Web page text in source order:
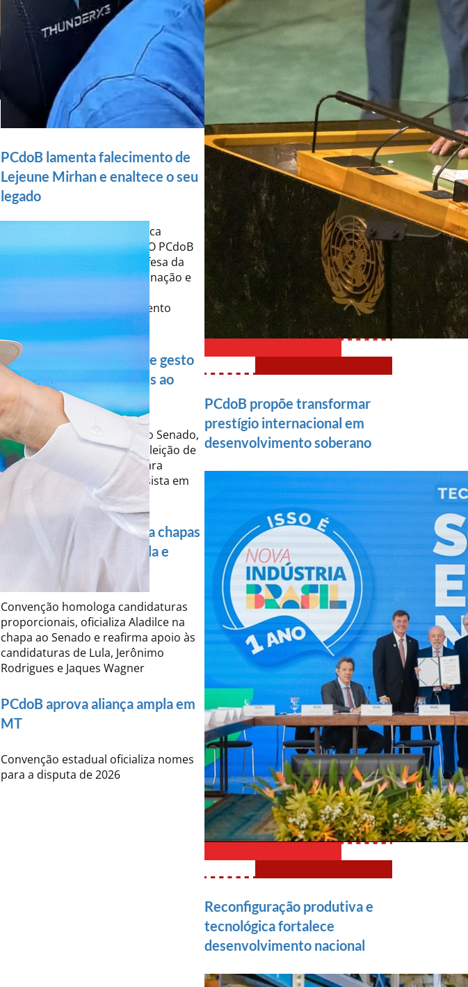
PCdoB lamenta falecimento de
Lejeune Mirhan e enaltece o seu
legado
Lejeune Mirhan deixa uma rica
produção teórica e política. O PCdoB
enaltece o seu legado de defesa da
democracia, da autodeterminação e
enriquecimento do pensamento
marxista e progressista.
PCdoB de Goiás agradece gesto
histórico de Aldo Arantes ao
povo goiano
Após a definição da chapa ao Senado,
partido reafirma apoio à reeleição de
Lula e concentra esforços para
fortalecer a aliança progressista em
Goiás nas eleições de 2026.
PCdoB da Bahia confirma chapas
e reforça aliança com Lula e
Convenção homologa candidaturas
proporcionais, oficializa Aladilce na
chapa ao Senado e reafirma apoio às
candidaturas de Lula, Jerônimo
Rodrigues e Jaques Wagner
PCdoB aprova aliança ampla em
MT
Convenção estadual oficializa nomes
para a disputa de 2026
PCdoB propõe transformar
prestígio internacional em
desenvolvimento soberano
Reconfiguração produtiva e
tecnológica fortalece
desenvolvimento nacional